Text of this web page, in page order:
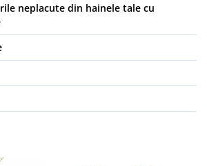
neplacute din hainele tale cu